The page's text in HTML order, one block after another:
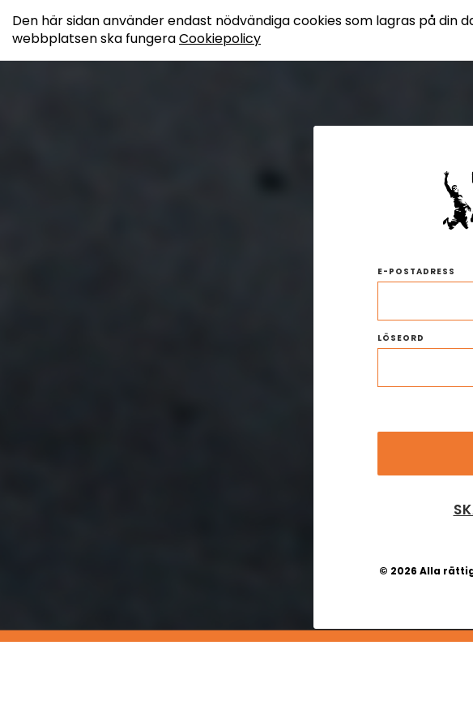
Den här sidan använder endast nödvändiga cookies som lagras på
webbplatsen ska fungeraCookiepolicy
E-POSTADRESS
LÖSEORD
© 2026 Alla